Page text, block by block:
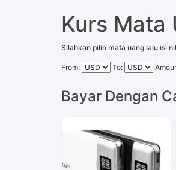
Kurs Mata
Silahkan pilih mata uang lalu isi
From: To:
Bayar Dengan